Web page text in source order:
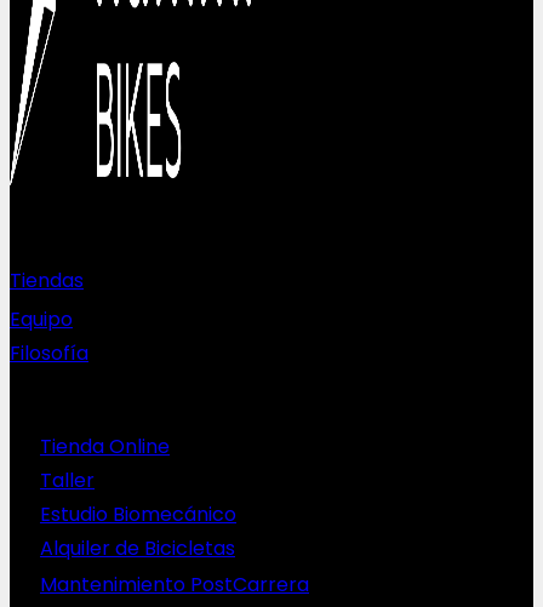
Tiendas
Equipo
Filosofía
Tienda Online
Taller
Estudio Biomecánico
Alquiler de Bicicletas
Mantenimiento PostCarrera